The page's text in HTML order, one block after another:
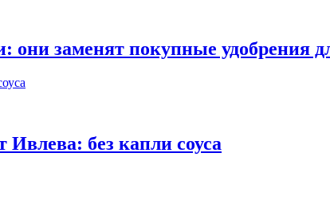
заменят покупные удобрения
без капли соуса